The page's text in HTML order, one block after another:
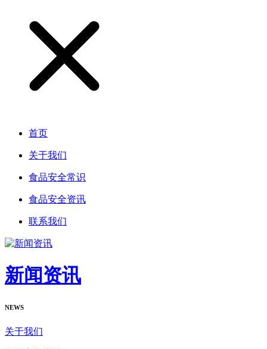
首页
关于我们
食品安全常识
食品安全资讯
联系我们
新闻资讯
NEWS
关于我们